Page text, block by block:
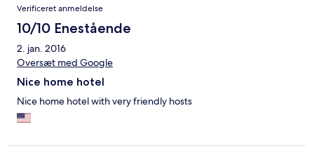
Verificeret anmeldelse
10/10 Enestående
2. jan. 2016
Oversæt med Google
Nice home hotel
Nice home hotel with very friendly hosts